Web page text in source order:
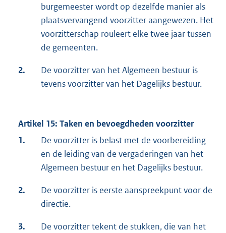
burgemeester wordt op dezelfde manier als
plaatsvervangend voorzitter aangewezen. Het
voorzitterschap rouleert elke twee jaar tussen
de gemeenten.
2.
De voorzitter van het Algemeen bestuur is
tevens voorzitter van het Dagelijks bestuur.
Artikel 15: Taken en bevoegdheden voorzitter
1.
De voorzitter is belast met de voorbereiding
en de leiding van de vergaderingen van het
Algemeen bestuur en het Dagelijks bestuur.
2.
De voorzitter is eerste aanspreekpunt voor de
directie.
3.
De voorzitter tekent de stukken, die van het